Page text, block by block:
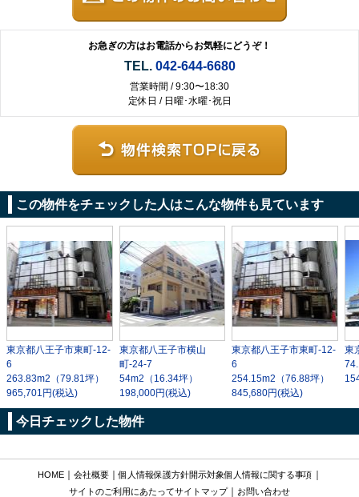
お急ぎの方はお電話からお気軽にどうぞ！
TEL.042-644-6680
営業時間 / 9:30〜18:30
定休日 / 日曜･水曜･祝日
この物件をチェックした人はこんな物件も見ています
東京都八王子市東町-12-
6
263.83m2 （79.81坪）
965,701円(税込)
東京都八王子市横山
町-24-7
54m2 （16.34坪）
198,000円(税込)
東京都八王子市東町-12-
6
254.15m2 （76.88坪）
845,680円(税込)
東
今日チェックした物件
HOME｜ 会社概要｜個人情報保護方針開示対象個人情報に関する事項 ｜
サイトのご利用にあたってサイトマップ｜ お問い合わせ